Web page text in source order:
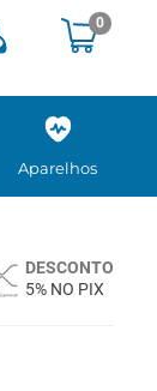
0
Aparelhos
DESCONTO
5% NO PIX